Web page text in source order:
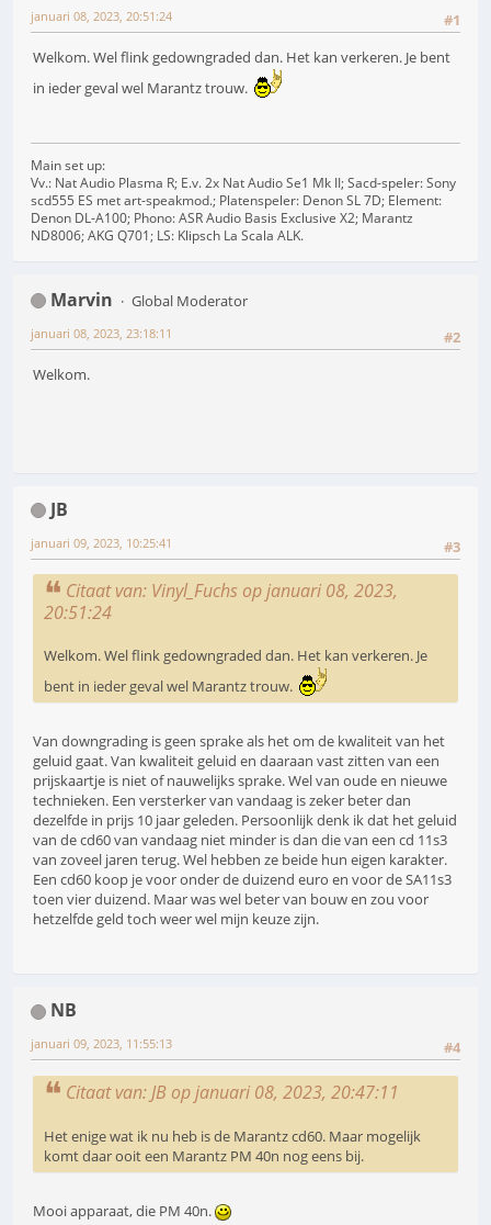
#1
januari 08, 2023, 20:51:24
Welkom. Wel flink gedowngraded dan. Het kan verkeren. Je bent
in ieder geval wel Marantz trouw.
Main set up:
Vv.: Nat Audio Plasma R; E.v. 2x Nat Audio Se1 Mk II; Sacd-speler: Sony
scd555 ES met art-speakmod.; Platenspeler: Denon SL 7D; Element:
Denon DL-A100; Phono: ASR Audio Basis Exclusive X2; Marantz
ND8006; AKG Q701; LS: Klipsch La Scala ALK.
Marvin
Global Moderator
#2
januari 08, 2023, 23:18:11
Welkom.
JB
#3
januari 09, 2023, 10:25:41
Citaat van: Vinyl_Fuchs op januari 08, 2023,
20:51:24
Welkom. Wel flink gedowngraded dan. Het kan verkeren. Je
bent in ieder geval wel Marantz trouw.
Van downgrading is geen sprake als het om de kwaliteit van het
geluid gaat. Van kwaliteit geluid en daaraan vast zitten van een
prijskaartje is niet of nauwelijks sprake. Wel van oude en nieuwe
technieken. Een versterker van vandaag is zeker beter dan
dezelfde in prijs 10 jaar geleden. Persoonlijk denk ik dat het geluid
van de cd60 van vandaag niet minder is dan die van een cd 11s3
van zoveel jaren terug. Wel hebben ze beide hun eigen karakter.
Een cd60 koop je voor onder de duizend euro en voor de SA11s3
toen vier duizend. Maar was wel beter van bouw en zou voor
hetzelfde geld toch weer wel mijn keuze zijn.
NB
#4
januari 09, 2023, 11:55:13
Citaat van: JB op januari 08, 2023, 20:47:11
Het enige wat ik nu heb is de Marantz cd60. Maar mogelijk
komt daar ooit een Marantz PM 40n nog eens bij.
Mooi apparaat, die PM 40n.